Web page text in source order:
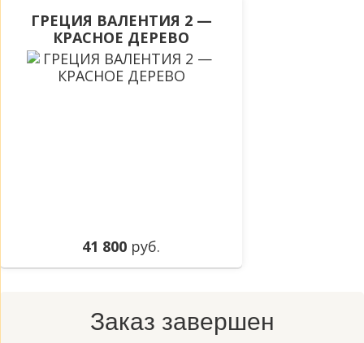
ГРЕЦИЯ ВАЛЕНТИЯ 2 —
КРАСНОЕ ДЕРЕВО
41 800 руб.
Заказ завершен